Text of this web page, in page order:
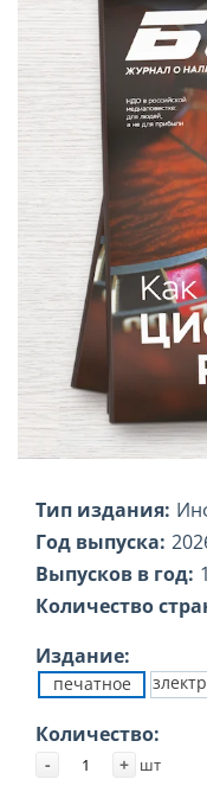
Тип издания:
Год выпуска:
Выпусков в год:
Количество
Издание:
печатное
Количество:
- + шт